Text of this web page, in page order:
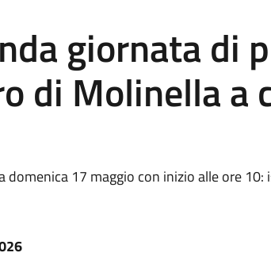
giornata di
di Molinella a
domenica 17 maggio con inizio alle ore 10: